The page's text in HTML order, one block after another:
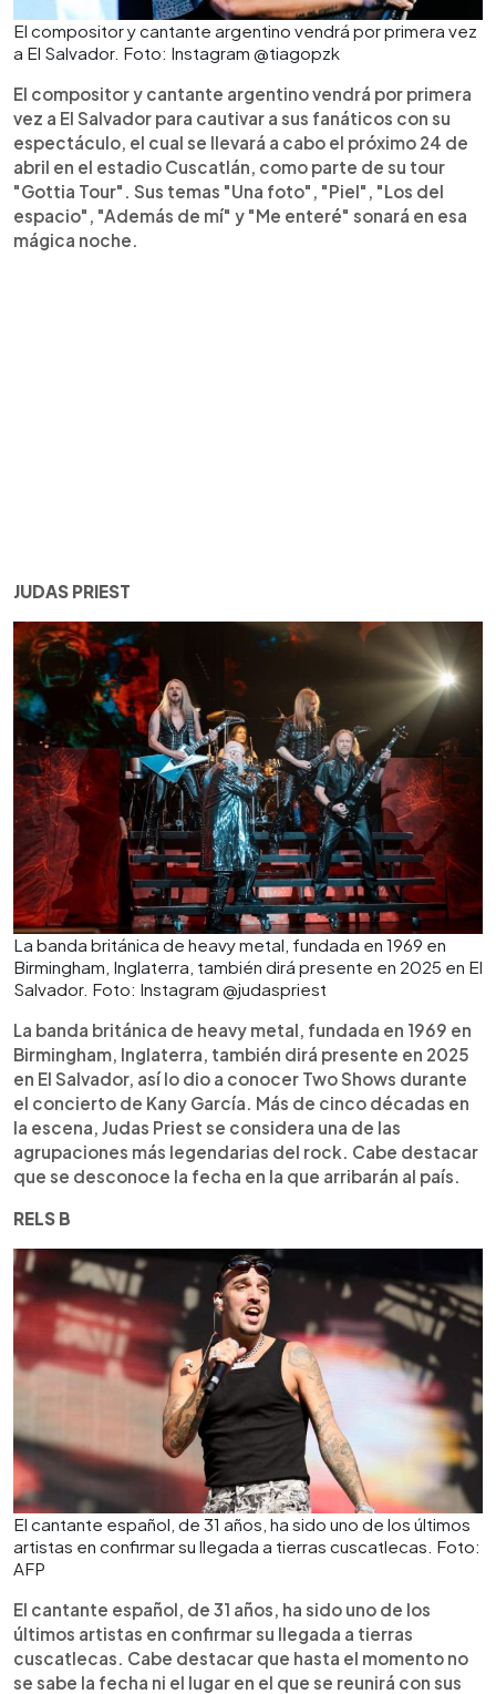
El compositor y cantante argentino vendrá por primera vez
a El Salvador. Foto: Instagram @tiagopzk
El compositor y cantante argentino vendrá por primera
vez a El Salvador para cautivar a sus fanáticos con su
espectáculo, el cual se llevará a cabo el próximo 24 de
abril en el estadio Cuscatlán, como parte de su tour
"Gottia Tour". Sus temas "Una foto", "Piel", "Los del
espacio", "Además de mí" y "Me enteré" sonará en esa
mágica noche.
JUDAS PRIEST
La banda británica de heavy metal, fundada en 1969 en
Birmingham, Inglaterra, también dirá presente en 2025 en El
Salvador. Foto: Instagram @judaspriest
La banda británica de heavy metal, fundada en 1969 en
Birmingham, Inglaterra, también dirá presente en 2025
en El Salvador, así lo dio a conocer Two Shows durante
el concierto de Kany García. Más de cinco décadas en
la escena, Judas Priest se considera una de las
agrupaciones más legendarias del rock. Cabe destacar
que se desconoce la fecha en la que arribarán al país.
RELS B
El cantante español, de 31 años, ha sido uno de los últimos
artistas en confirmar su llegada a tierras cuscatlecas. Foto:
AFP
El cantante español, de 31 años, ha sido uno de los
últimos artistas en confirmar su llegada a tierras
cuscatlecas. Cabe destacar que hasta el momento no
se sabe la fecha ni el lugar en el que se reunirá con sus